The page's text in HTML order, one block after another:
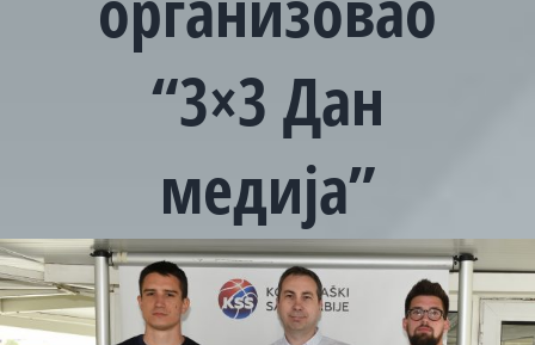
“3×3 Дан
медија”
View
Larger
Image